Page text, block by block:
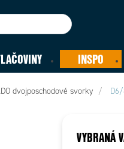
INSPO
dvojposchodové svorky D6/
VYBRANÁ